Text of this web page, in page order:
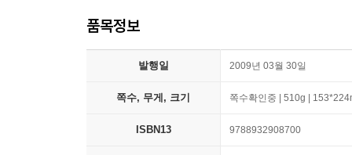
품목정보
발행일 2009년 03월 30일
쪽수, 무게, 크기 쪽수확인중 | 510g |
ISBN13 9788932908700